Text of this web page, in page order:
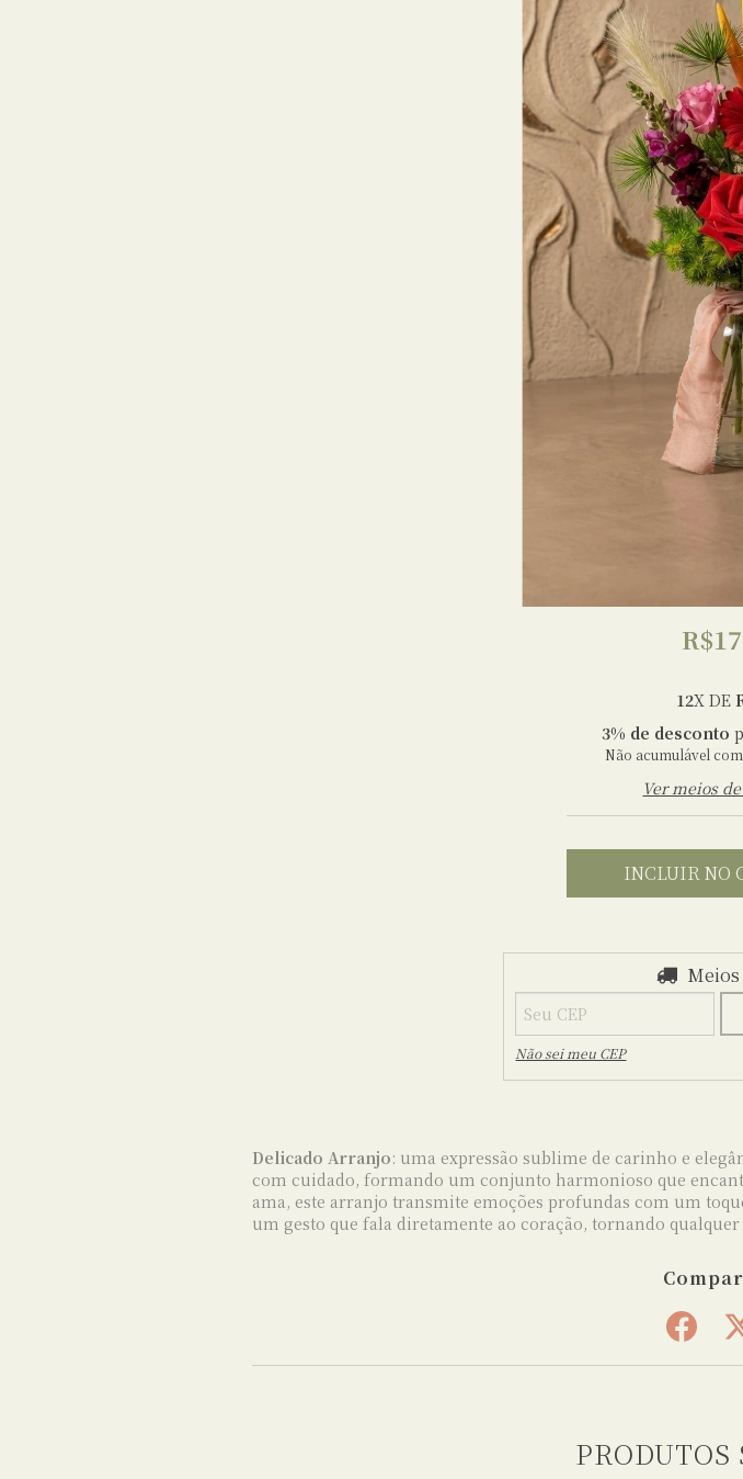
12X DE
3% de desconto
Não acumulável
Ver meios
Entregas para o CEP:
Não sei meu CEP
Delicado Arranjo: uma expressão sublime de carinho e
com cuidado, formando um conjunto harmonioso que
ama, este arranjo transmite emoções profundas com um
um gesto que fala diretamente ao coração, tornando